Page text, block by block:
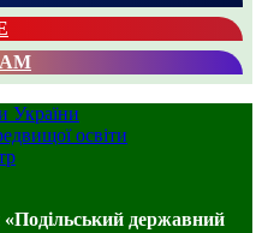
України
освіти
державний